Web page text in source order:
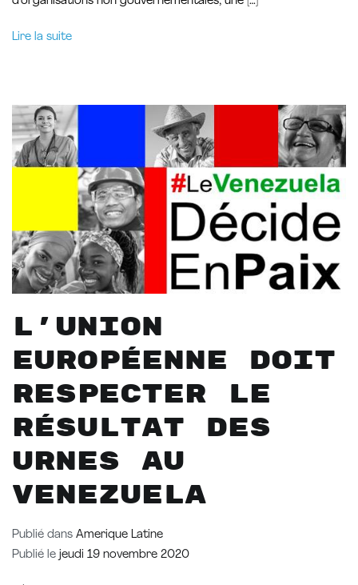
Lire la suite
L’Union
européenne doit
respecter le
résultat des
urnes au
Venezuela
Publié dans Amerique Latine
Publié le jeudi 19 novembre 2020